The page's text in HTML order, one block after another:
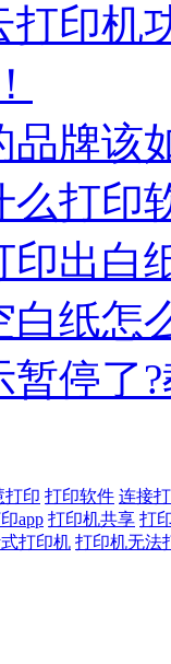
打印机
品牌该
么打印
印出白
白纸怎
暂停了
打印 打印软件 连接
app 打印机共享 打
打印机 打印机无法